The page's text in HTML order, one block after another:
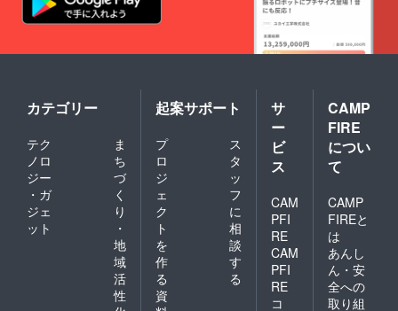
カテゴリー
テク
ノロ
ジー
・ガ
ジェ
ット
ま
ち
づ
く
り
・
地
域
活
性
起案サポート
プ
ロ
ジ
ェ
ク
ト
を
作
る
ス
タ
ッ
フ
に
相
談
す
る
資
サ
ー
ビ
ス
CAM
PFI
RE
CAM
PFI
RE
コ
CAMP
FIRE
につい
て
CAMP
FIREと
は
あんし
ん・安
全への
取り組